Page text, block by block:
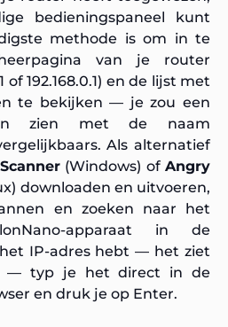
bedieningspaneel kunt
methode is om in te
van je router
of 192.168.0.1) en de lijst met
te bekijken — je zou een
zien met de naam
Als alternatief
(Windows) ofAngry
downloaden en uitvoeren,
en zoeken naar het
apparaat in de
IP-adres hebt — het ziet
— typ je het direct in de
en druk je op Enter.